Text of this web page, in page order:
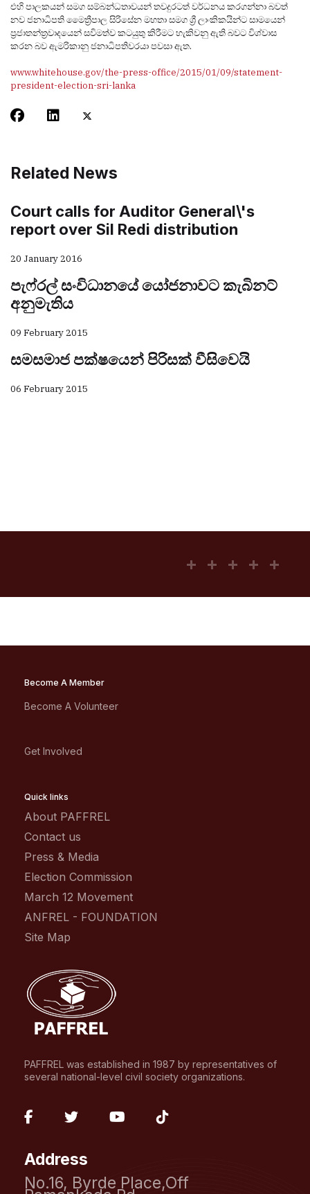
එහි පාලකයන් සමග සම්බන්ධතාවයන් තවදුරටත් වර්ධනය කරගන්නා බවත්
නව ජනාධිපති මෛත්‍රීපාල සිරිසේන මහතා සමග ශ්‍රී ලාංකිකයින්ට සාමයෙන්
ප්‍රජාතන්ත්‍රවාදයෙන් සවිමත්ව කටයුතු කිරීමට හැකිවනු ඇති බවට විශ්වාස
කරන බව ඇමරිකානු ජනාධිපතිවරයා පවසා ඇත.
www.whitehouse.gov/the-press-office/2015/01/09/statement-
president-election-sri-lanka
Related News
Court calls for Auditor General\'s
report over Sil Redi distribution
20 January 2016
පැෆ්රල් සංවිධානයේ යෝජනාවට කැබිනට්
අනුමැතිය
09 February 2015
සමසමාජ පක්ෂයෙන් පිරිසක් වීසිවෙයි
06 February 2015
Become A Member
Become A Volunteer
Get Involved
Quick links
About PAFFREL
Contact us
Press & Media
Election Commission
March 12 Movement
ANFREL - FOUNDATION
Site Map
PAFFREL was established in 1987 by representatives of
several national-level civil society organizations.
facebook-
f
fab
twitter
fab
Address
No.16, Byrde Place,Off